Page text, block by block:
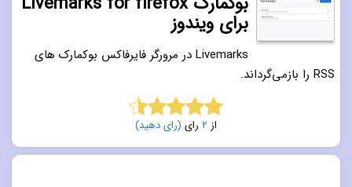
برای ویندوز
Livemarks در مرورگر فایرفاکس بوکمارک های
RSS را بازمی‌گرداند.
4.5 از 5 از 2 رای (رای دهید)